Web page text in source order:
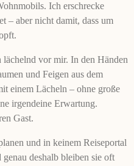
Ich erschrecke
– aber nicht damit, dass um
vor mir. In den Händen
und Feigen aus dem
einem Lächeln – ohne große
irgendeine Erwartung.
Gast.
und in keinem Reiseportal
deshalb bleiben sie oft